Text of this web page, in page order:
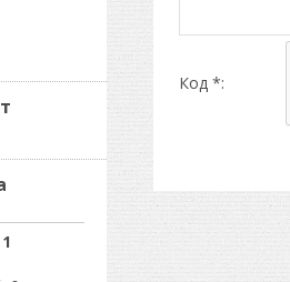
Код *:
1